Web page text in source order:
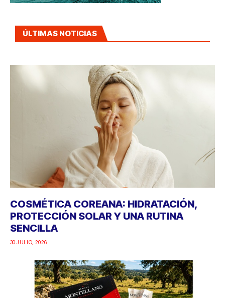
ÚLTIMAS NOTICIAS
COSMÉTICA COREANA: HIDRATACIÓN,
PROTECCIÓN SOLAR Y UNA RUTINA
SENCILLA
30 JULIO, 2026